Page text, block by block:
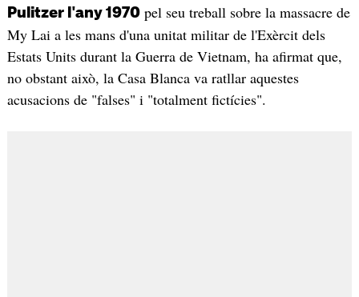
Pulitzer l'any 1970pel seu treball sobre la massacre de
My Lai a les mans d'una unitat militar de l'Exèrcit dels
Estats Units durant la Guerra de Vietnam, ha afirmat que,
no obstant això, la Casa Blanca va ratllar aquestes
acusacions de "falses" i "totalment fictícies".